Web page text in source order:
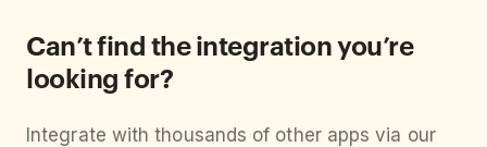
Can’t find the integration you’re
looking for?
Integrate with thousands of other apps via our